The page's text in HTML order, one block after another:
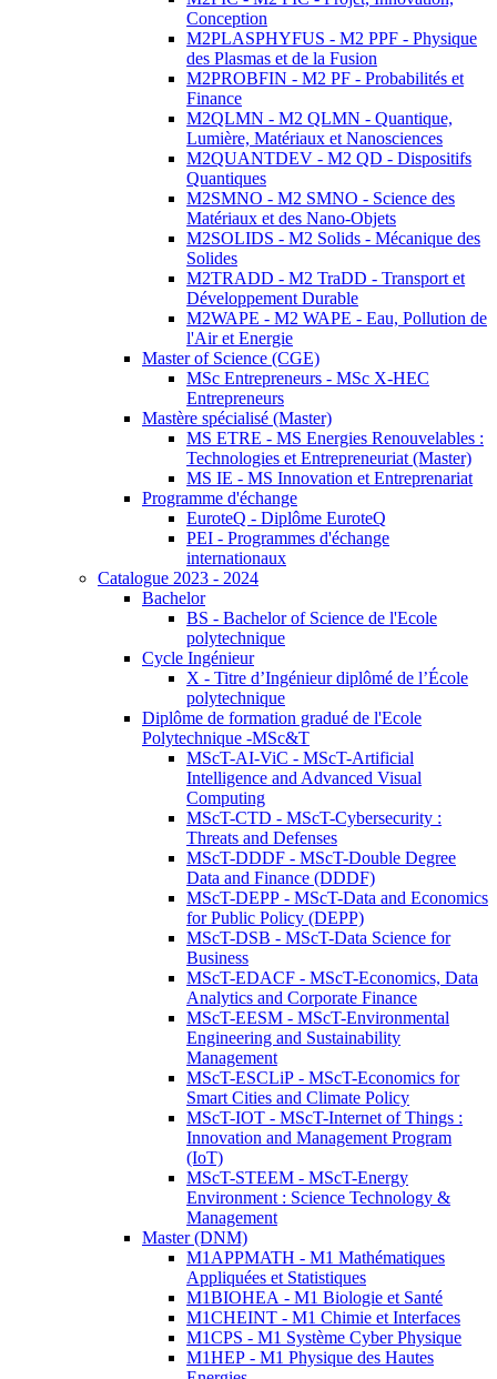
Conception
M2PLASPHYFUS - M2 PPF - Physique
des Plasmas et de la Fusion
M2PROBFIN - M2 PF - Probabilités et
Finance
M2QLMN - M2 QLMN - Quantique,
Lumière, Matériaux et Nanosciences
M2QUANTDEV - M2 QD - Dispositifs
Quantiques
M2SMNO - M2 SMNO - Science des
Matériaux et des Nano-Objets
M2SOLIDS - M2 Solids - Mécanique des
Solides
M2TRADD - M2 TraDD - Transport et
Développement Durable
M2WAPE - M2 WAPE - Eau, Pollution de
l'Air et Energie
Master of Science (CGE)
MSc Entrepreneurs - MSc X-HEC
Entrepreneurs
Mastère spécialisé (Master)
MS ETRE - MS Energies Renouvelables :
Technologies et Entrepreneuriat (Master)
MS IE - MS Innovation et Entreprenariat
Programme d'échange
EuroteQ - Diplôme EuroteQ
PEI - Programmes d'échange
internationaux
Catalogue 2023 - 2024
Bachelor
BS - Bachelor of Science de l'Ecole
polytechnique
Cycle Ingénieur
X - Titre d’Ingénieur diplômé de l’École
polytechnique
Diplôme de formation gradué de l'Ecole
Polytechnique -MSc&T
MScT-AI-ViC - MScT-Artificial
Intelligence and Advanced Visual
Computing
MScT-CTD - MScT-Cybersecurity :
Threats and Defenses
MScT-DDDF - MScT-Double Degree
Data and Finance (DDDF)
MScT-DEPP - MScT-Data and Economics
for Public Policy (DEPP)
MScT-DSB - MScT-Data Science for
Business
MScT-EDACF - MScT-Economics, Data
Analytics and Corporate Finance
MScT-EESM - MScT-Environmental
Engineering and Sustainability
Management
MScT-ESCLiP - MScT-Economics for
Smart Cities and Climate Policy
MScT-IOT - MScT-Internet of Things :
Innovation and Management Program
(IoT)
MScT-STEEM - MScT-Energy
Environment : Science Technology &
Management
Master (DNM)
M1APPMATH - M1 Mathématiques
Appliquées et Statistiques
M1BIOHEA - M1 Biologie et Santé
M1CHEINT - M1 Chimie et Interfaces
M1CPS - M1 Système Cyber Physique
M1HEP - M1 Physique des Hautes